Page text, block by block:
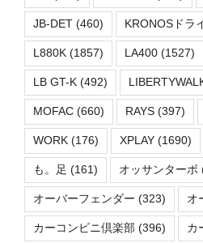
JB-DET (460) KRONOSドラ
L880K (1857) LA400 (1527)
LB GT-K (492)
MOFAC (660) RAYS (397)
WORK (176) XPLAY (1690)
も。足 (161) オッサンターボ
オーバーフェンダー (323) オ
カーコンビニ倶楽部 (396) カ